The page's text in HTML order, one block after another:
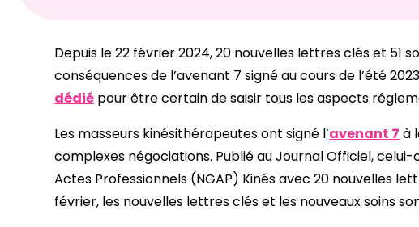
Depuis le 22 février 2024, 20 nouvelles lettres clés et 51
conséquences de l’avenant 7 signé au cours de l’été
dédié pour être certain de saisir tous les aspects
Les masseurs kinésithérapeutes ont signé l’avenant 7 à
complexes négociations. Publié au Journal Officiel,
Actes Professionnels (NGAP) Kinés avec 20 nouvelles
février, les nouvelles lettres clés et les nouveaux soins